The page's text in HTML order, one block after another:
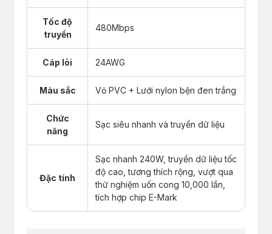
Tốc độ
truyền
480Mbps
Cáp lõi 24AWG
Màu sắc Vỏ PVC + Lưới nylon bện đen trắng
Chức
năng
Sạc siêu nhanh và truyền dữ liệu
Đặc tính
Sạc nhanh 240W, truyền dữ liệu tốc
độ cao, tương thích rộng, vượt qua
thử nghiệm uốn cong 10,000 lần,
tích hợp chip E-Mark